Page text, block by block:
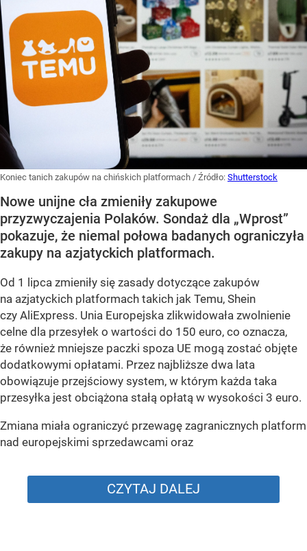
Koniec tanich zakupów na chińskich platformach / Źródło: Shutterstock
Nowe unijne cła zmieniły zakupowe
przyzwyczajenia Polaków. Sondaż dla „Wprost”
pokazuje, że niemal połowa badanych ograniczyła
zakupy na azjatyckich platformach.
Od 1 lipca zmieniły się zasady dotyczące zakupów
na azjatyckich platformach takich jak Temu, Shein
czy AliExpress. Unia Europejska zlikwidowała zwolnienie
celne dla przesyłek o wartości do 150 euro, co oznacza,
że również mniejsze paczki spoza UE mogą zostać objęte
dodatkowymi opłatami. Przez najbliższe dwa lata
obowiązuje przejściowy system, w którym każda taka
przesyłka jest obciążona stałą opłatą w wysokości 3 euro.
Zmiana miała ograniczyć przewagę zagranicznych platform
nad europejskimi sprzedawcami oraz
CZYTAJ DALEJ